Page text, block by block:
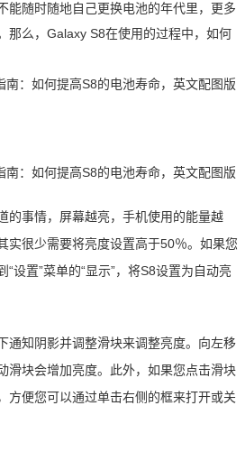
能随时随地自己更换电池的年代里，更多
那么，Galaxy S8在使用的过程中，如何
的事情，屏幕越亮，手机使用的能量越
实很少需要将亮度设置高于50％。如果您
设置”菜单的“显示”，将S8设置为自动亮
通知阴影并调整滑块来调整亮度。向左移
滑块会增加亮度。此外，如果您点击滑块
方便您可以通过单击右侧的框来打开或关